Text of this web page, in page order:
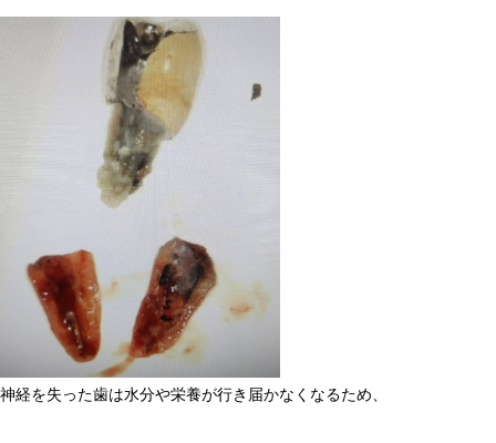
神経を失った歯は水分や栄養が行き届かなくなるため、